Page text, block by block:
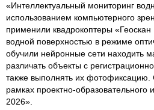
«Интеллектуальный мониторинг
использованием компьютерного
применили квадрокоптеры
водной поверхностью в режиме
обучили нейронные сети находить
различать объекты с
также выполнять их фотофиксацию.
рамках проектно-образовательного
2026».